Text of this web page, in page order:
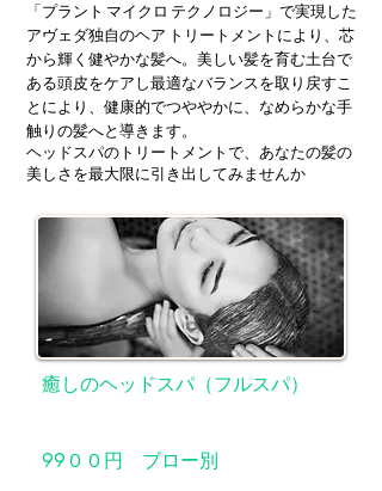
「プラント マイクロ テクノロジー」で実現した
アヴェダ独自のヘア トリートメントにより、芯
から輝く健やかな髪へ。美しい髪を育む土台で
ある頭皮をケアし最適なバランスを取り戻すこ
とにより、健康的でつややかに、なめらかな手
触りの髪へと導きます。
ヘッドスパのトリートメントで、あなたの髪の
美しさを最大限に引き出してみませんか
癒しのヘッドスパ（フルスパ）
99００円 ブロー別